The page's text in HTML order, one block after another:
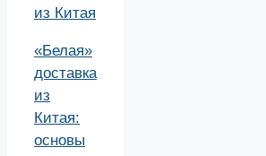
из Китая
«Белая»
доставка
из
Китая:
основы